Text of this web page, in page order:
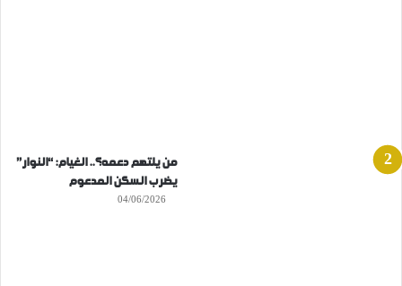
من يلتهم دعمه؟.. الغيام: “النوار”
يضرب السكن المدعوم
04/06/2026